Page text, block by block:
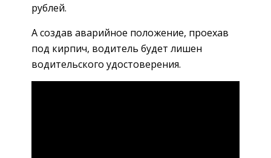
рублей.
А создав аварийное положение, проехав
под кирпич, водитель будет лишен
водительского удостоверения.